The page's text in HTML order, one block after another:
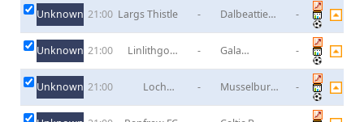
Unknown 21:00 Largs Thistle -
Dalbeattie
-
Unknown 21:00
Linlithgow
-
Gala
-
Unknown 21:00
Lochee
-
Musselburgh
-